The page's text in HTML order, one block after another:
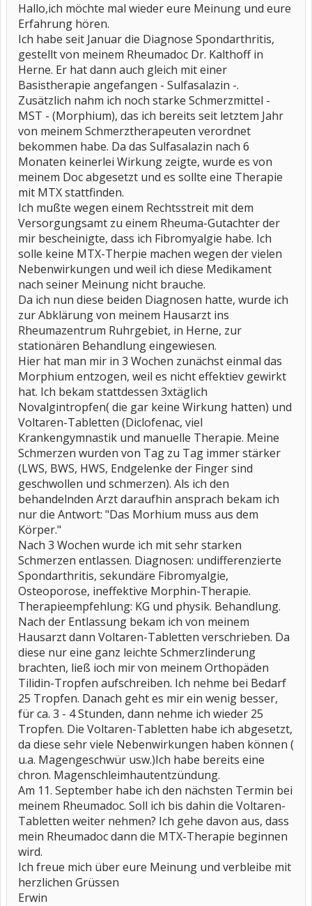
Hallo,ich möchte mal wieder eure Meinung und eure
Erfahrung hören.
Ich habe seit Januar die Diagnose Spondarthritis,
gestellt von meinem Rheumadoc Dr. Kalthoff in
Herne. Er hat dann auch gleich mit einer
Basistherapie angefangen - Sulfasalazin -.
Zusätzlich nahm ich noch starke Schmerzmittel -
MST - (Morphium), das ich bereits seit letztem Jahr
von meinem Schmerztherapeuten verordnet
bekommen habe. Da das Sulfasalazin nach 6
Monaten keinerlei Wirkung zeigte, wurde es von
meinem Doc abgesetzt und es sollte eine Therapie
mit MTX stattfinden.
Ich mußte wegen einem Rechtsstreit mit dem
Versorgungsamt zu einem Rheuma-Gutachter der
mir bescheinigte, dass ich Fibromyalgie habe. Ich
solle keine MTX-Therpie machen wegen der vielen
Nebenwirkungen und weil ich diese Medikament
nach seiner Meinung nicht brauche.
Da ich nun diese beiden Diagnosen hatte, wurde ich
zur Abklärung von meinem Hausarzt ins
Rheumazentrum Ruhrgebiet, in Herne, zur
stationären Behandlung eingewiesen.
Hier hat man mir in 3 Wochen zunächst einmal das
Morphium entzogen, weil es nicht effektiev gewirkt
hat. Ich bekam stattdessen 3xtäglich
Novalgintropfen( die gar keine Wirkung hatten) und
Voltaren-Tabletten (Diclofenac, viel
Krankengymnastik und manuelle Therapie. Meine
Schmerzen wurden von Tag zu Tag immer stärker
(LWS, BWS, HWS, Endgelenke der Finger sind
geschwollen und schmerzen). Als ich den
behandelnden Arzt daraufhin ansprach bekam ich
nur die Antwort: "Das Morhium muss aus dem
Körper."
Nach 3 Wochen wurde ich mit sehr starken
Schmerzen entlassen. Diagnosen: undifferenzierte
Spondarthritis, sekundäre Fibromyalgie,
Osteoporose, ineffektive Morphin-Therapie.
Therapieempfehlung: KG und physik. Behandlung.
Nach der Entlassung bekam ich von meinem
Hausarzt dann Voltaren-Tabletten verschrieben. Da
diese nur eine ganz leichte Schmerzlinderung
brachten, ließ ioch mir von meinem Orthopäden
Tilidin-Tropfen aufschreiben. Ich nehme bei Bedarf
25 Tropfen. Danach geht es mir ein wenig besser,
für ca. 3 - 4 Stunden, dann nehme ich wieder 25
Tropfen. Die Voltaren-Tabletten habe ich abgesetzt,
da diese sehr viele Nebenwirkungen haben können (
u.a. Magengeschwür usw.)Ich habe bereits eine
chron. Magenschleimhautentzündung.
Am 11. September habe ich den nächsten Termin bei
meinem Rheumadoc. Soll ich bis dahin die Voltaren-
Tabletten weiter nehmen? Ich gehe davon aus, dass
mein Rheumadoc dann die MTX-Therapie beginnen
wird.
Ich freue mich über eure Meinung und verbleibe mit
herzlichen Grüssen
Erwin